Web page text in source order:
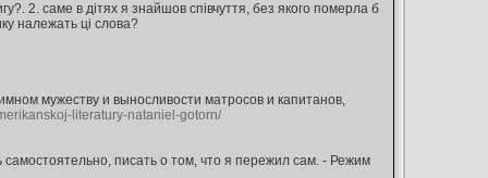
2. саме в дітях я знайшов співчуття, без якого померла б
належать ці слова?
мужеству и выносливости матросов и капитанов,
literatury-nataniel-gotorn/
писать о том, что я пережил сам. - Режим